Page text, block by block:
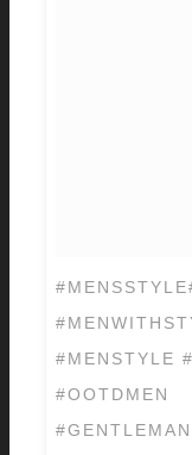
#MENSTYLE
#OOTDMEN